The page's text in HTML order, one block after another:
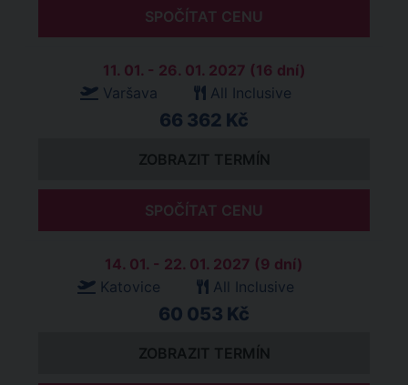
SPOČÍTAT CENU
11. 01. - 26. 01. 2027 (16 dní)
Varšava
All Inclusive
66 362 Kč
ZOBRAZIT TERMÍN
SPOČÍTAT CENU
14. 01. - 22. 01. 2027 (9 dní)
Katovice
All Inclusive
60 053 Kč
ZOBRAZIT TERMÍN